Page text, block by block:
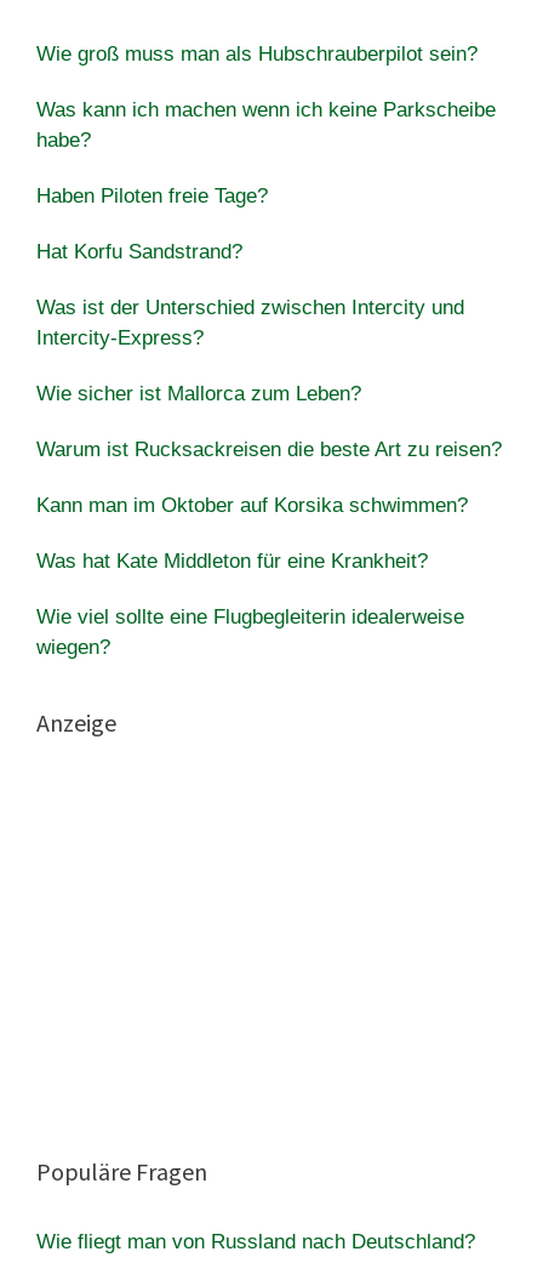
Wie groß muss man als Hubschrauberpilot sein?
Was kann ich machen wenn ich keine Parkscheibe
habe?
Haben Piloten freie Tage?
Hat Korfu Sandstrand?
Was ist der Unterschied zwischen Intercity und
Intercity-Express?
Wie sicher ist Mallorca zum Leben?
Warum ist Rucksackreisen die beste Art zu reisen?
Kann man im Oktober auf Korsika schwimmen?
Was hat Kate Middleton für eine Krankheit?
Wie viel sollte eine Flugbegleiterin idealerweise
wiegen?
Anzeige
Populäre Fragen
Wie fliegt man von Russland nach Deutschland?